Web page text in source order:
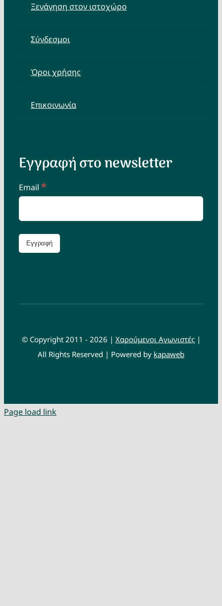
Ξενάγηση στον ιστοχώρο
Σύνδεσμοι
Όροι χρήσης
Επικοινωνία
Εγγραφή στο newsletter
Email *
© Copyright 2011 - 2026 | Χαρούμενοι Αγωνιστές|
All Rights Reserved | Powered by kapaweb
Page load link